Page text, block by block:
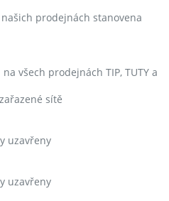
prodejnách stanovena
všech prodejnách TIP, TUTY a
sítě
uzavřeny
uzavřeny